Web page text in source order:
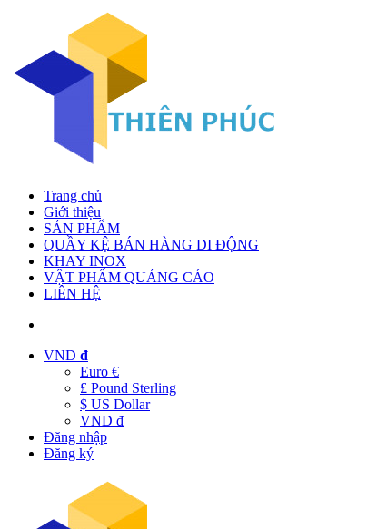
Trang chủ
Giới thiệu
SẢN PHẨM
QUẦY KỆ BÁN HÀNG DI ĐỘNG
KHAY INOX
VẬT PHẨM QUẢNG CÁO
LIÊN HỆ
VND đ
Euro €
£ Pound Sterling
$ US Dollar
VND đ
Đăng nhập
Đăng ký